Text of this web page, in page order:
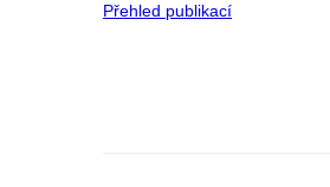
Přehled publikací